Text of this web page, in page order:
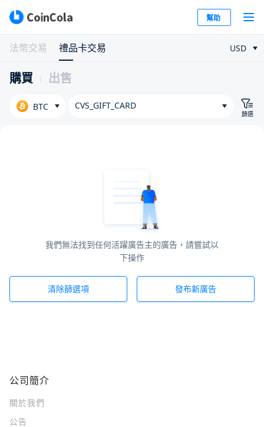
幫助
法幣交易 禮品卡交易 USD
購買 出售
BTC CVS_GIFT_CARD
篩選
我們無法找到任何活躍廣告主的廣告，請嘗試以
下操作
清除篩選項 發布新廣告
公司簡介
關於我們
公告